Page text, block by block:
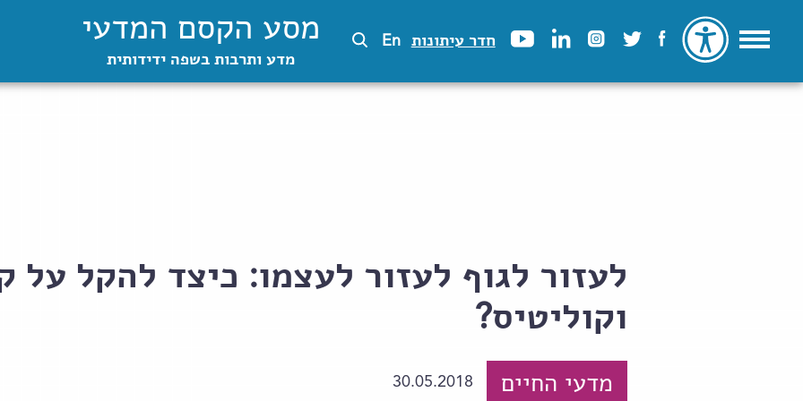
חדר עיתונות En מסע הקסם המדעי
מדע ותרבות בשפה ידידותית
לעזור לגוף לעזור לעצמו: כיצד להקל על
וקוליטיס?
מדעי החיים 30.05.2018